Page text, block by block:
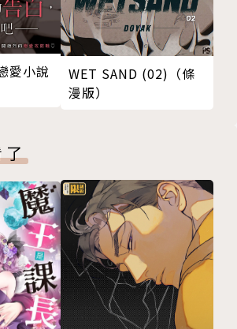
愛小說
WET SAND (02)（條
漫版）
了